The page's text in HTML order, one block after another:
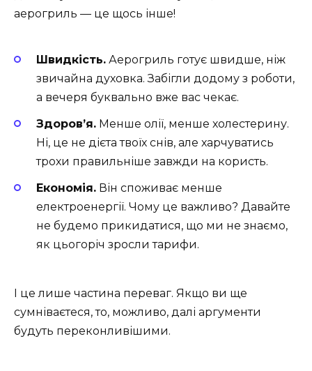
аерогриль — це щось інше!
Швидкість. Аерогриль готує швидше, ніж
звичайна духовка. Забігли додому з роботи,
а вечеря буквально вже вас чекає.
Здоров’я. Менше олії, менше холестерину.
Ні, це не дієта твоїх снів, але харчуватись
трохи правильніше завжди на користь.
Економія. Він споживає менше
електроенергії. Чому це важливо? Давайте
не будемо прикидатися, що ми не знаємо,
як цьогоріч зросли тарифи.
І це лише частина переваг. Якщо ви ще
сумніваєтеся, то, можливо, далі аргументи
будуть переконливішими.